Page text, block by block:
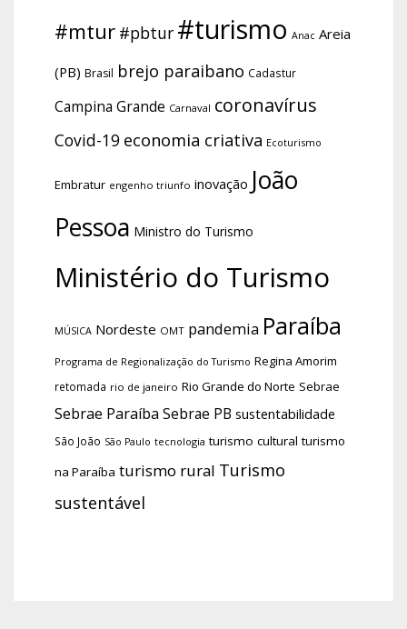
#mtur #pbtur #turismo Anac Areia
(PB) Brasil brejo paraibano Cadastur
Campina Grande Carnaval coronavírus
Covid-19 economia criativa Ecoturismo
Embratur engenho triunfo inovação João
Pessoa Ministro do Turismo
Ministério do Turismo
MÚSICA Nordeste OMT pandemia Paraíba
Programa de Regionalização do Turismo Regina Amorim
retomada rio de janeiro Rio Grande do Norte Sebrae
Sebrae Paraíba Sebrae PB sustentabilidade
São João São Paulo tecnologia turismo cultural turismo
na Paraíba turismo rural Turismo
sustentável